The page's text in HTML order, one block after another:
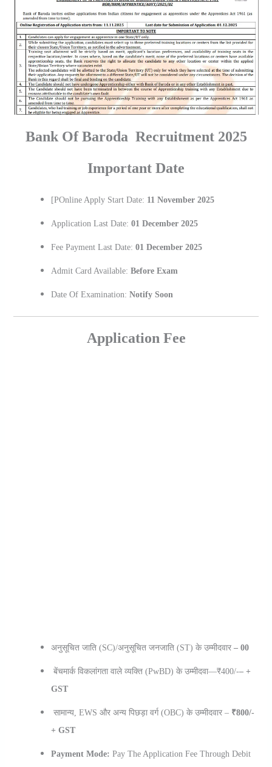
Bank Of Baroda Recruitment 2025
Important Date
[pOnline Apply Start Date: 11 November 2025
Application Last Date: 01 December 2025
Fee Payment Last Date: 01 December 2025
Admit Card Available: Before Exam
Date Of Examination: Notify Soon
Application Fee
अनुसूचित जाति (SC)/अनुसूचित जनजाति (ST) के उम्मीदवार– 00
बेंचमार्क विकलांगता वाले व्यक्ति (PwBD) के उम्मीदवा—₹400/-– +
GST
सामान्य, EWS और अन्य पिछड़ा वर्ग (OBC) के उम्मीदवार –₹800/-
+ GST
Payment Mode: Pay The Application Fee Through Debit